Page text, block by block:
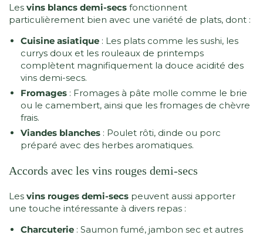
Les vins blancs demi-secs fonctionnent
particulièrement bien avec une variété de plats, dont :
Cuisine asiatique : Les plats comme les sushi, les
currys doux et les rouleaux de printemps
complètent magnifiquement la douce acidité des
vins demi-secs.
Fromages : Fromages à pâte molle comme le brie
ou le camembert, ainsi que les fromages de chèvre
frais.
Viandes blanches : Poulet rôti, dinde ou porc
préparé avec des herbes aromatiques.
Accords avec les vins rouges demi-secs
Les vins rouges demi-secs peuvent aussi apporter
une touche intéressante à divers repas :
Charcuterie : Saumon fumé, jambon sec et autres